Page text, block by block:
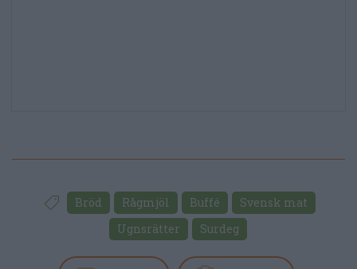
Bröd Rågmjöl Buffé
Svensk mat
Ugnsrätter
Surdeg